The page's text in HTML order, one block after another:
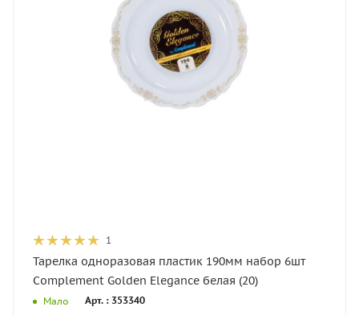
1
Тарелка одноразовая пластик 190мм набор 6шт
Complement Golden Elegance белая (20)
Мало Арт. : 353340